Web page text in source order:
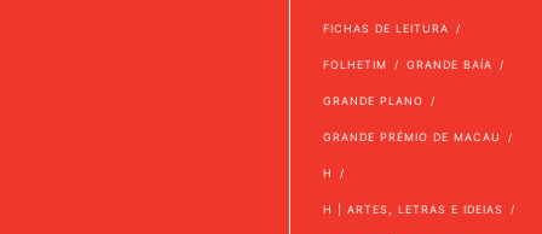
FICHAS DE LEITURA
FOLHETIM GRANDE BAÍA
GRANDE PLANO
GRANDE PRÉMIO DE MACAU
H
H | ARTES, LETRAS E IDEIAS